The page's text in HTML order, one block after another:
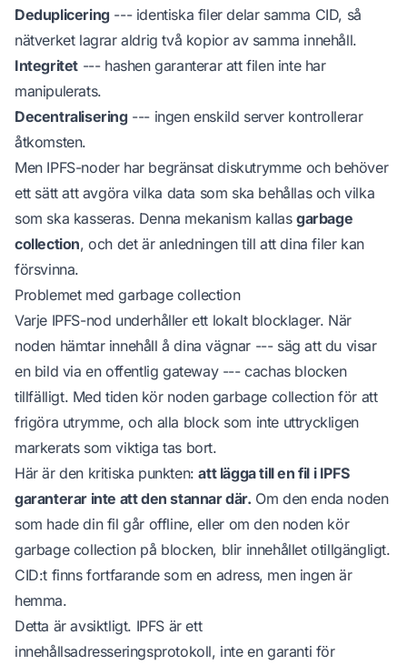
Deduplicering --- identiska filer delar samma CID, så
nätverket lagrar aldrig två kopior av samma innehåll.
Integritet --- hashen garanterar att filen inte har
manipulerats.
Decentralisering --- ingen enskild server kontrollerar
åtkomsten.
Men IPFS-noder har begränsat diskutrymme och behöver
ett sätt att avgöra vilka data som ska behållas och vilka
som ska kasseras. Denna mekanism kallasgarbage
collection, och det är anledningen till att dina filer kan
försvinna.
Problemet med garbage collection
Varje IPFS-nod underhåller ett lokalt blocklager. När
noden hämtar innehåll å dina vägnar --- säg att du visar
en bild via en offentlig gateway --- cachas blocken
tillfälligt. Med tiden kör noden garbage collection för att
frigöra utrymme, och alla block som inte uttryckligen
markerats som viktiga tas bort.
Här är den kritiska punkten:att lägga till en fil i IPFS
garanterar inte att den stannar där. Om den enda noden
som hade din fil går offline, eller om den noden kör
garbage collection på blocken, blir innehållet otillgängligt.
CID:t finns fortfarande som en adress, men ingen är
hemma.
Detta är avsiktligt. IPFS är ett
innehållsadresseringsprotokoll, inte en garanti för